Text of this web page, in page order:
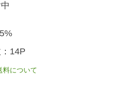
14P
について